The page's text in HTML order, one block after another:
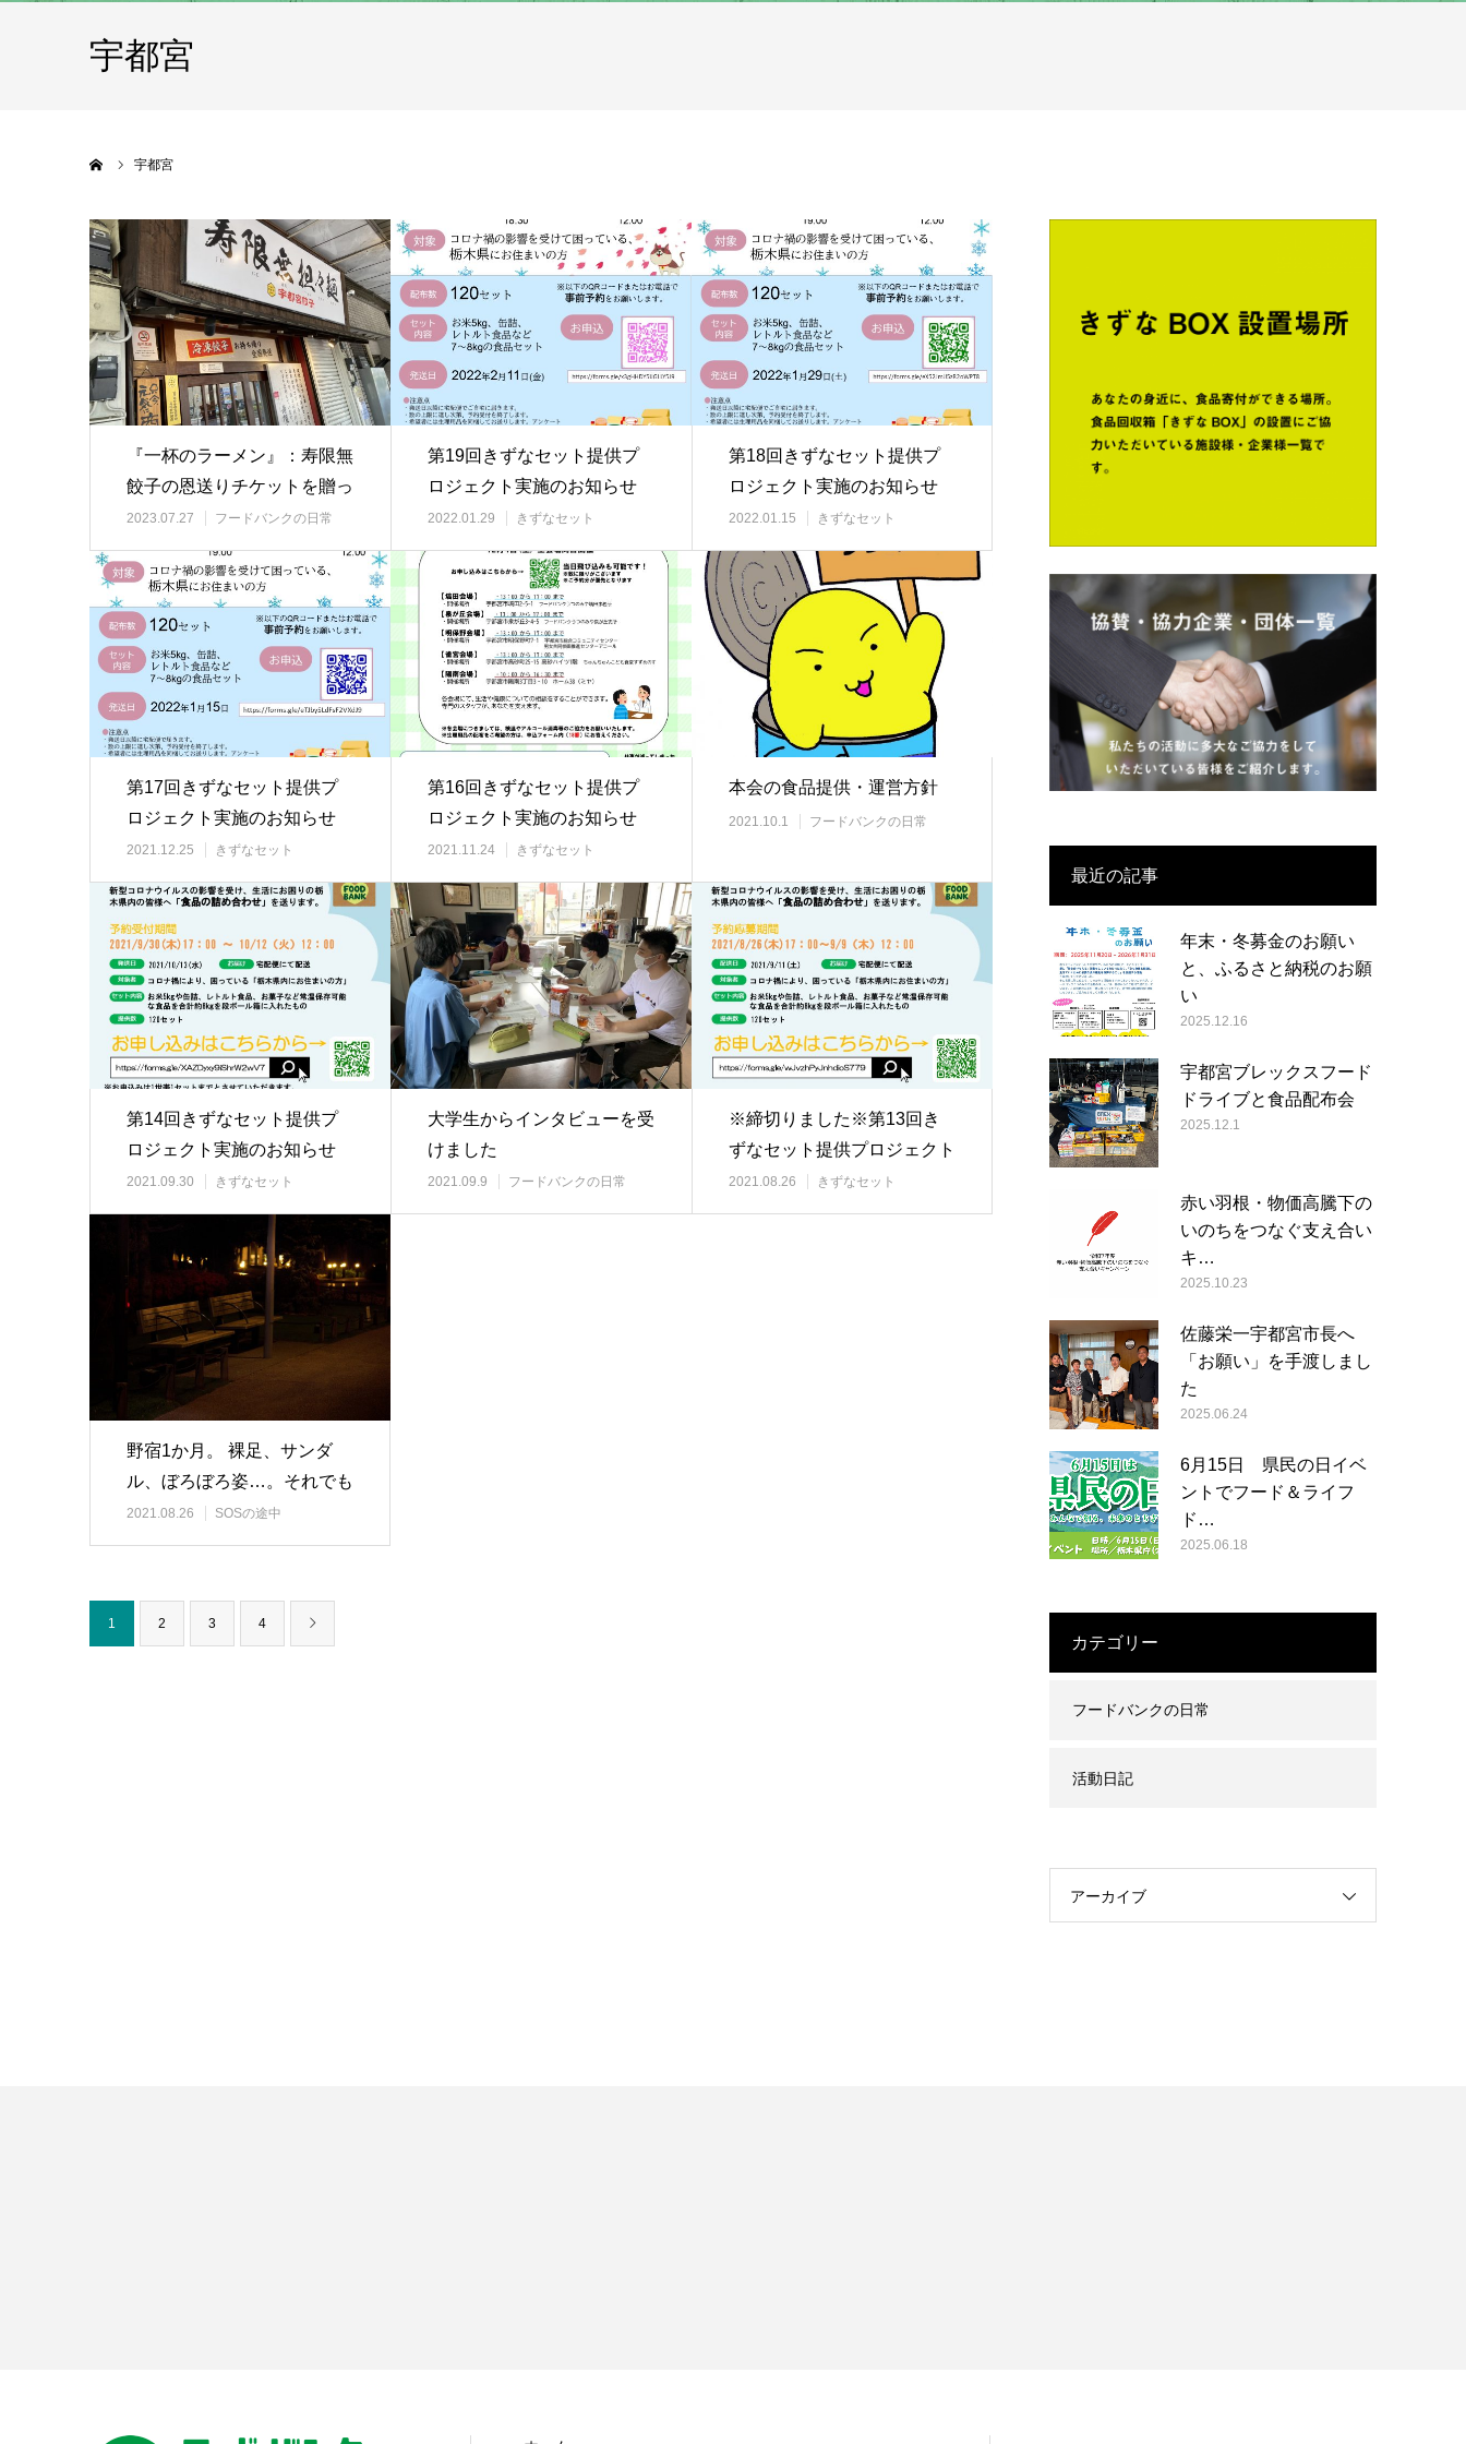
宇都宮
宇都宮
『一杯のラーメン』：寿限無
餃子の恩送りチケットを贈っ
てみたレポ
2023.07.27 フードバンクの日常
第19回きずなセット提供プ
ロジェクト実施のお知らせ
2022.01.29 きずなセット
第18回きずなセット提供プ
ロジェクト実施のお知らせ
2022.01.15 きずなセット
第17回きずなセット提供プ
ロジェクト実施のお知らせ
2021.12.25 きずなセット
第16回きずなセット提供プ
ロジェクト実施のお知らせ
2021.11.24 きずなセット
本会の食品提供・運営方針
2021.10.1 フードバンクの日常
第14回きずなセット提供プ
ロジェクト実施のお知らせ
2021.09.30 きずなセット
大学生からインタビューを受
けました
2021.09.9 フードバンクの日常
※締切りました※第13回き
ずなセット提供プロジェクト
を実施します！
2021.08.26 きずなセット
野宿1か月。 裸足、サンダ
ル、ぼろぼろ姿…。それでも
地元で申請できな…
2021.08.26 SOSの途中
1 2 3 4
最近の記事
年末・冬募金のお願い
と、ふるさと納税のお願
い
2025.12.16
宇都宮ブレックスフード
ドライブと食品配布会
2025.12.1
赤い羽根・物価高騰下の
いのちをつなぐ支え合い
キ…
2025.10.23
佐藤栄一宇都宮市長へ
「お願い」を手渡しまし
た
2025.06.24
6月15日 県民の日イベ
ントでフード＆ライフ
ド…
2025.06.18
カテゴリー
フードバンクの日常
活動日記
アーカイブ